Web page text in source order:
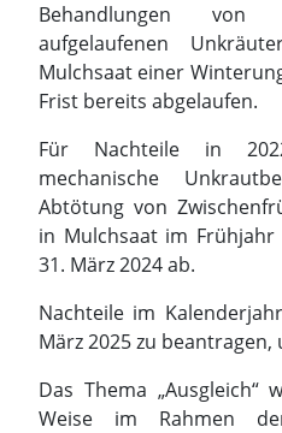
Behandlungen von
aufgelaufenen
Mulchsaat einer
Frist bereits abgelaufen.
Für Nachteile in
mechanische
Abtötung von
in Mulchsaat im
31. März 2024 ab.
Nachteile im
März 2025 zu beantragen,
Das Thema „Ausgleich“
Weise im Rahmen